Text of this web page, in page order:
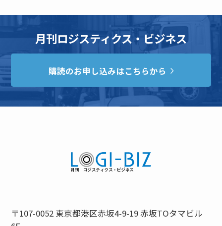
月刊ロジスティクス・ビジネス
購読のお申し込みはこちらから
〒107-0052 東京都港区赤坂4-9-19 赤坂TOタマビル